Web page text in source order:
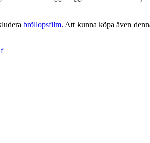
bröllopsfilm. Att kunna köpa även